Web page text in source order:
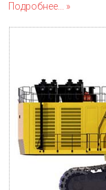
Подробнее...